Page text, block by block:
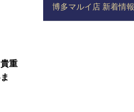
重
博多マルイ店 新着情報